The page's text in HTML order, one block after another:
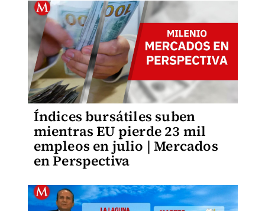
Índices bursátiles suben
mientras EU pierde 23 mil
empleos en julio | Mercados
en Perspectiva